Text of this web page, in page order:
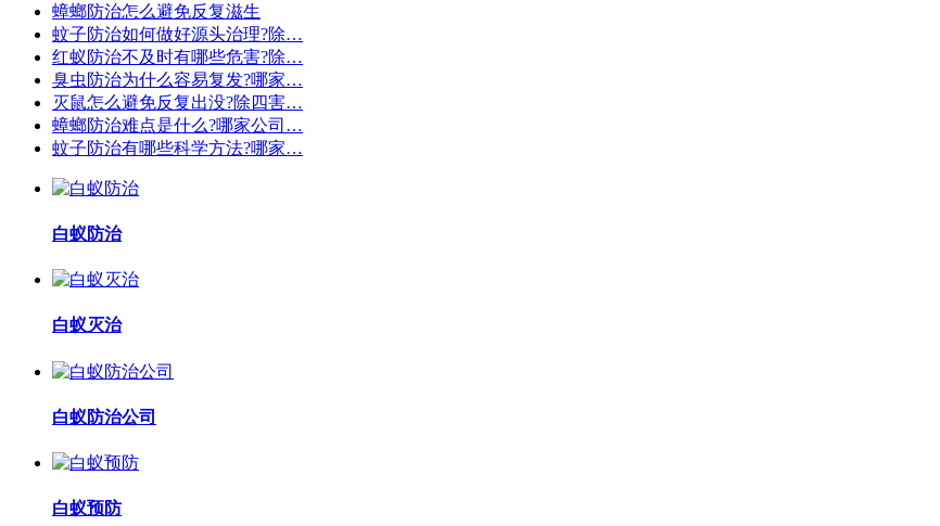
蟑螂防治怎么避免反复滋生
蚊子防治如何做好源头治理?除…
红蚁防治不及时有哪些危害?除…
臭虫防治为什么容易复发?哪家…
灭鼠怎么避免反复出没?除四害…
蟑螂防治难点是什么?哪家公司…
蚊子防治有哪些科学方法?哪家…
白蚁防治
白蚁灭治
白蚁防治公司
白蚁预防